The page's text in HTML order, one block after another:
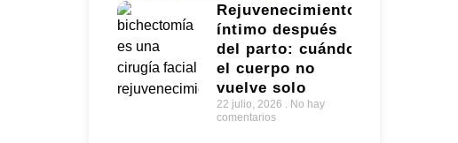
Rejuvenecimiento
íntimo después
del parto: cuándo
el cuerpo no
vuelve solo
22 julio, 2026
No hay
comentarios